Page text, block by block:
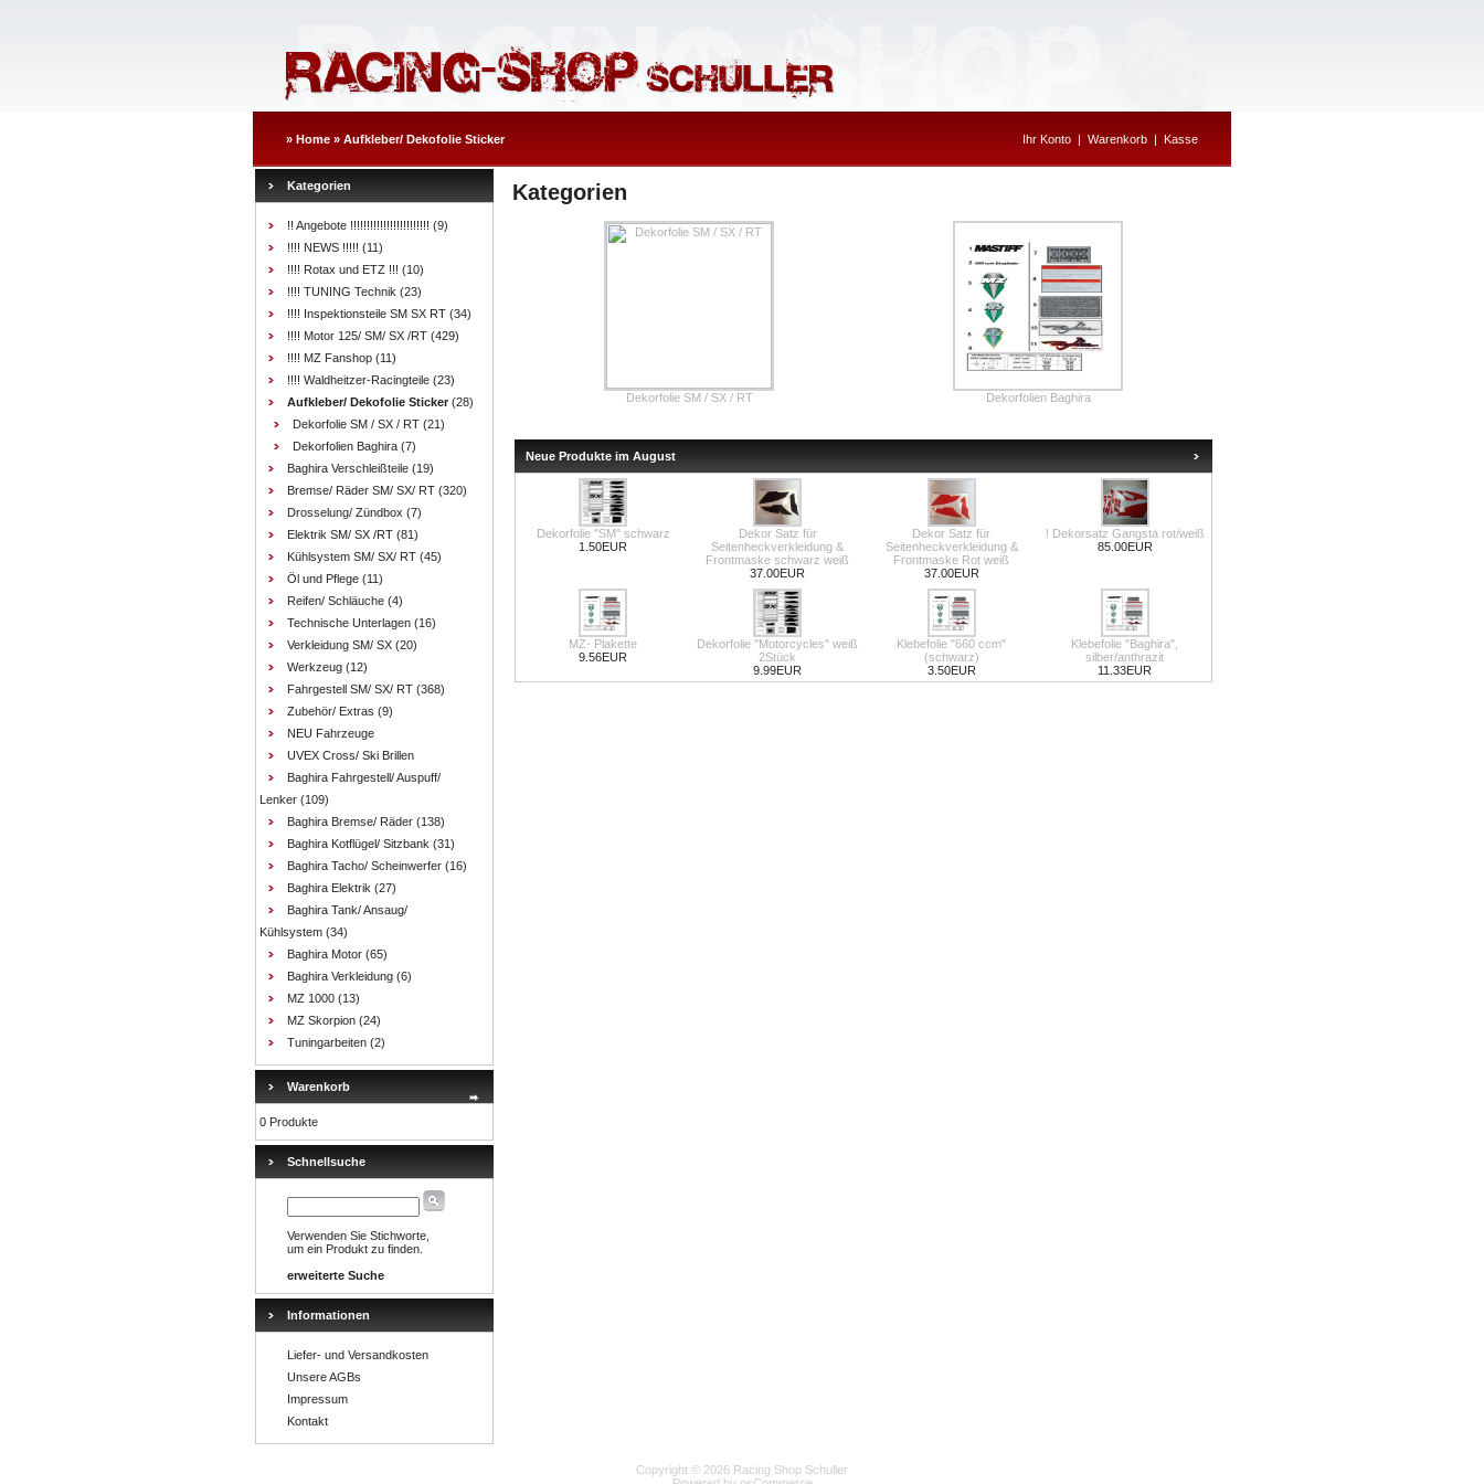
» Home » Aufkleber/ Dekofolie Sticker Ihr Konto | Warenkorb | Kasse
Kategorien
!! Angebote !!!!!!!!!!!!!!!!!!!!!!!! (9)
!!!! NEWS !!!!! (11)
!!!! Rotax und ETZ !!! (10)
!!!! TUNING Technik (23)
!!!! Inspektionsteile SM SX RT (34)
!!!! Motor 125/ SM/ SX /RT (429)
!!!! MZ Fanshop (11)
!!!! Waldheitzer-Racingteile (23)
Aufkleber/ Dekofolie Sticker (28)
Dekorfolie SM / SX / RT (21)
Dekorfolien Baghira (7)
Baghira Verschleißteile (19)
Bremse/ Räder SM/ SX/ RT (320)
Drosselung/ Zündbox (7)
Elektrik SM/ SX /RT (81)
Kühlsystem SM/ SX/ RT (45)
Öl und Pflege (11)
Reifen/ Schläuche (4)
Technische Unterlagen (16)
Verkleidung SM/ SX (20)
Werkzeug (12)
Fahrgestell SM/ SX/ RT (368)
Zubehör/ Extras (9)
NEU Fahrzeuge
UVEX Cross/ Ski Brillen
Baghira Fahrgestell/ Auspuff/
Lenker (109)
Baghira Bremse/ Räder (138)
Baghira Kotflügel/ Sitzbank (31)
Baghira Tacho/ Scheinwerfer (16)
Baghira Elektrik (27)
Baghira Tank/ Ansaug/
Kühlsystem (34)
Baghira Motor (65)
Baghira Verkleidung (6)
MZ 1000 (13)
MZ Skorpion (24)
Tuningarbeiten (2)
Warenkorb
0 Produkte
Schnellsuche
Verwenden Sie Stichworte,
um ein Produkt zu finden.
erweiterte Suche
Informationen
Liefer- und Versandkosten
Unsere AGBs
Impressum
Kontakt
Kategorien
Dekorfolie SM / SX / RT Dekorfolien Baghira
Neue Produkte im August
Dekorfolie "SM" schwarz
1.50EUR
Dekor Satz für
Seitenheckverkleidung &
Frontmaske schwarz weiß
37.00EUR
Dekor Satz für
Seitenheckverkleidung &
Frontmaske Rot weiß
37.00EUR
! Dekorsatz Gangsta rot/weiß
85.00EUR
MZ- Plakette
9.56EUR
Dekorfolie "Motorcycles" weiß
2Stück
9.99EUR
Klebefolie "660 ccm"
(schwarz)
3.50EUR
Klebefolie "Baghira",
silber/anthrazit
11.33EUR
Copyright © 2026 Racing Shop Schuller